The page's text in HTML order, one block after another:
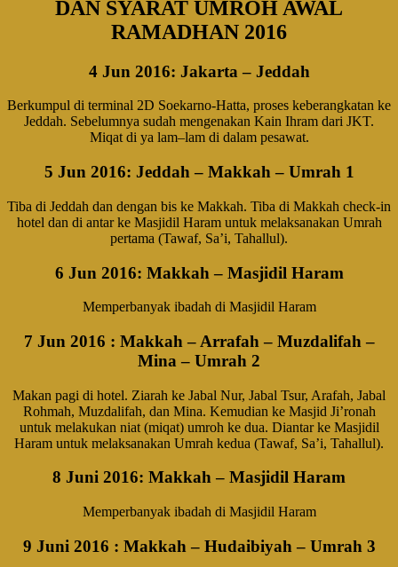
DAN SYARAT UMROH AWAL
RAMADHAN 2016
4 Jun 2016: Jakarta – Jeddah
Berkumpul di terminal 2D Soekarno-Hatta, proses keberangkatan ke
Jeddah. Sebelumnya sudah mengenakan Kain Ihram dari JKT.
Miqat di ya lam–lam di dalam pesawat.
5 Jun 2016: Jeddah – Makkah – Umrah 1
Tiba di Jeddah dan dengan bis ke Makkah. Tiba di Makkah check-in
hotel dan di antar ke Masjidil Haram untuk melaksanakan Umrah
pertama (Tawaf, Sa’i, Tahallul).
6 Jun 2016: Makkah – Masjidil Haram
Memperbanyak ibadah di Masjidil Haram
7 Jun 2016 : Makkah – Arrafah – Muzdalifah –
Mina – Umrah 2
Makan pagi di hotel. Ziarah ke Jabal Nur, Jabal Tsur, Arafah, Jabal
Rohmah, Muzdalifah, dan Mina. Kemudian ke Masjid Ji’ronah
untuk melakukan niat (miqat) umroh ke dua. Diantar ke Masjidil
Haram untuk melaksanakan Umrah kedua (Tawaf, Sa’i, Tahallul).
8 Juni 2016: Makkah – Masjidil Haram
Memperbanyak ibadah di Masjidil Haram
9 Juni 2016 : Makkah – Hudaibiyah – Umrah 3